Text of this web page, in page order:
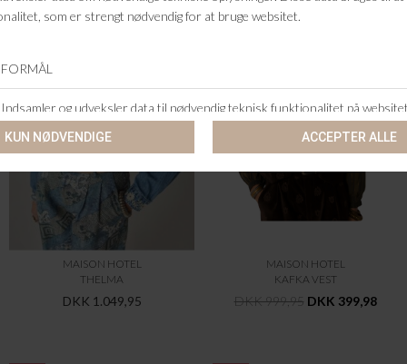
MAISON HOTEL
THELMA
DKK 1.049,95
-60%
MAISON HOTEL
KAFKA VEST
DKK 999,95 DKK 399,98